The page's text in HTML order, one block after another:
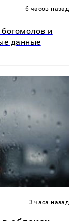
6 часов назад
и
данные
3 часа назад